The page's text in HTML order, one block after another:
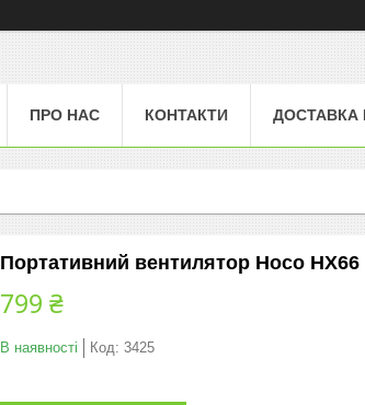
ПРО НАС КОНТАКТИ ДОСТАВКА
Портативний вентилятор Hoco
799 ₴
В наявності Код: 3425